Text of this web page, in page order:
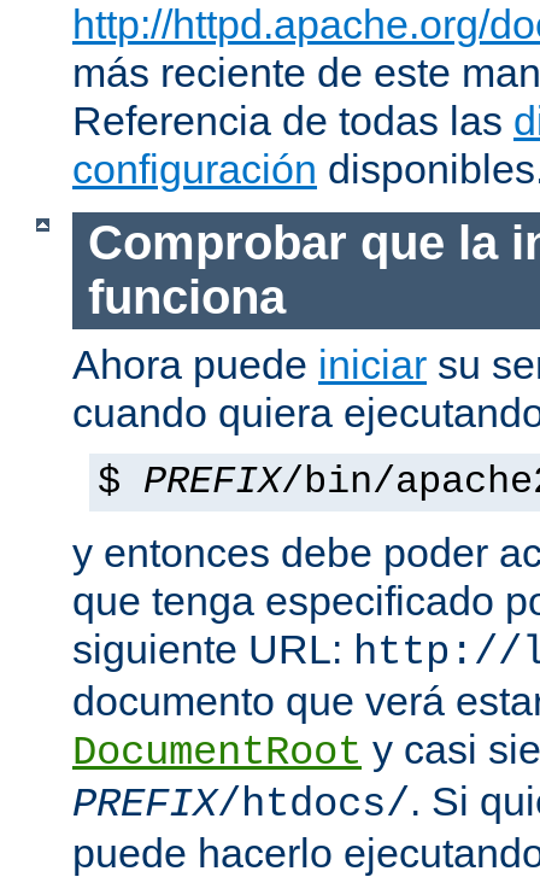
http://httpd.apache.org/
más reciente de este
Referencia de todas las
configuración
Comprobar que la
funciona
Ahora puede iniciar su
cuando quiera
$ PREFIX/bin/
y entonces debe poder
que tenga especificado
siguiente URL: http://
documento que verá
DocumentRoot y casi
PREFIX/htdocs/. Si
puede hacerlo